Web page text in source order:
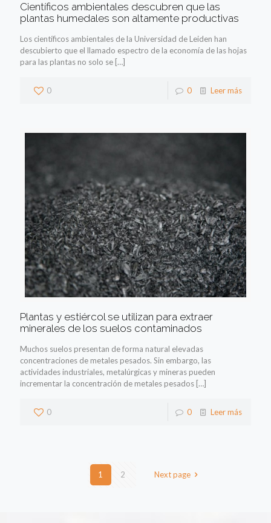
Científicos ambientales descubren que las
plantas humedales son altamente productivas
Los científicos ambientales de la Universidad de Leiden han
descubierto que el llamado espectro de la economía de las hojas
para las plantas no solo se […]
0 0 Leer más
Plantas y estiércol se utilizan para extraer
minerales de los suelos contaminados
Muchos suelos presentan de forma natural elevadas
concentraciones de metales pesados. Sin embargo, las
actividades industriales, metalúrgicas y mineras pueden
incrementar la concentración de metales pesados […]
0 0 Leer más
1 2 Next page